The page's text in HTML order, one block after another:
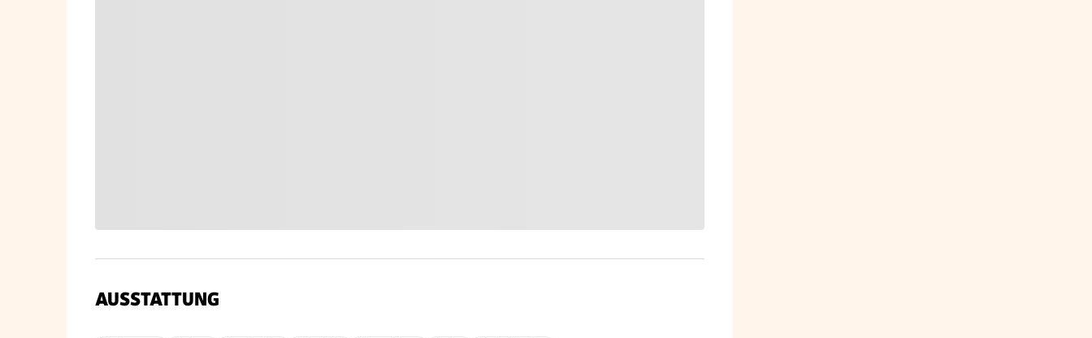
AUSSTATTUNG